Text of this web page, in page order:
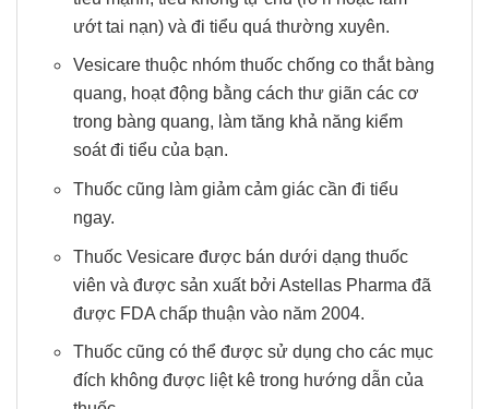
ướt tai nạn) và đi tiểu quá thường xuyên.
Vesicare thuộc nhóm thuốc chống co thắt bàng
quang, hoạt động bằng cách thư giãn các cơ
trong bàng quang, làm tăng khả năng kiểm
soát đi tiểu của bạn.
Thuốc cũng làm giảm cảm giác cần đi tiểu
ngay.
Thuốc Vesicare được bán dưới dạng thuốc
viên và được sản xuất bởi Astellas Pharma đã
được FDA chấp thuận vào năm 2004.
Thuốc cũng có thể được sử dụng cho các mục
đích không được liệt kê trong hướng dẫn của